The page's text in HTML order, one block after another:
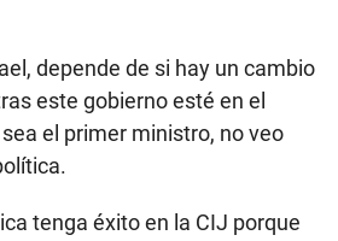
depende de si hay un cambio
este gobierno esté en el
el primer ministro, no veo
tenga éxito en la CIJ porque